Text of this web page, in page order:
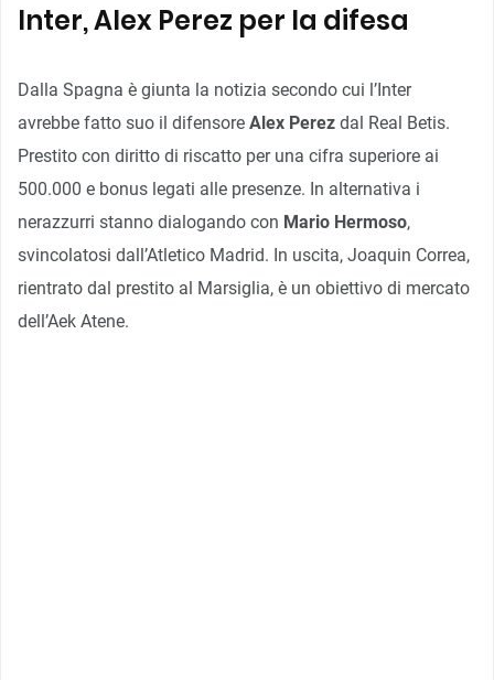
Inter, Alex Perez per la difesa
Dalla Spagna è giunta la notizia secondo cui l’Inter
avrebbe fatto suo il difensore Alex Perez dal Real Betis.
Prestito con diritto di riscatto per una cifra superiore ai
500.000 e bonus legati alle presenze. In alternativa i
nerazzurri stanno dialogando con Mario Hermoso,
svincolatosi dall’Atletico Madrid. In uscita, Joaquin Correa,
rientrato dal prestito al Marsiglia, è un obiettivo di mercato
dell’Aek Atene.